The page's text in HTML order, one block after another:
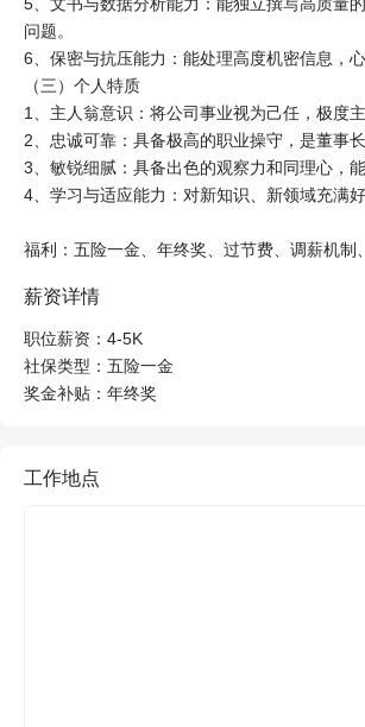
问题。
6、保密与抗压能力：能处理高度机密信息，
（三）个人特质
1、主人翁意识：将公司事业视为己任，极度主
2、忠诚可靠：具备极高的职业操守，是董事
3、敏锐细腻：具备出色的观察力和同理心，
4、学习与适应能力：对新知识、新领域充满
福利：五险一金、年终奖、过节费、调薪机制
薪资详情
职位薪资：4-5K
社保类型：五险一金
奖金补贴：年终奖
工作地点